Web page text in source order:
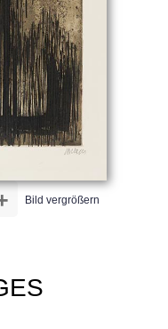
Bild vergrößern